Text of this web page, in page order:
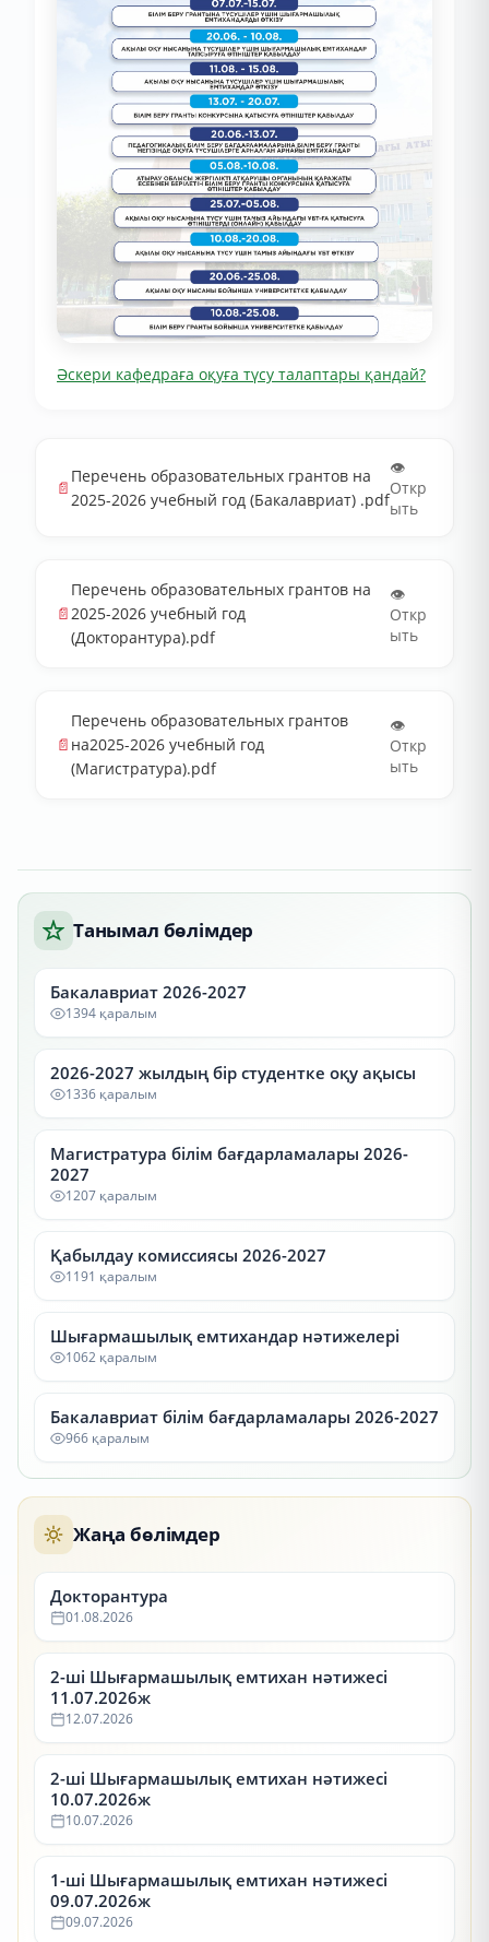
Әскери кафедраға оқуға түсу талаптары қандай?
📄
Перечень образовательных грантов на
2025-2026 учебный год (Бакалавриат) .pdf
👁️
Откр
ыть
📄
Перечень образовательных грантов на
2025-2026 учебный год
(Докторантура).pdf
👁️
Откр
ыть
📄
Перечень образовательных грантов
на2025-2026 учебный год
(Магистратура).pdf
👁️
Откр
ыть
Танымал бөлімдер
Бакалавриат 2026-2027
1394 қаралым
2026-2027 жылдың бір студентке оқу ақысы
1336 қаралым
Магистратура білім бағдарламалары 2026-
2027
1207 қаралым
Қабылдау комиссиясы 2026-2027
1191 қаралым
Шығармашылық емтихандар нәтижелері
1062 қаралым
Бакалавриат білім бағдарламалары 2026-2027
966 қаралым
Жаңа бөлімдер
Докторантура
01.08.2026
2-ші Шығармашылық емтихан нәтижесі
11.07.2026ж
12.07.2026
2-ші Шығармашылық емтихан нәтижесі
10.07.2026ж
10.07.2026
1-ші Шығармашылық емтихан нәтижесі
09.07.2026ж
09.07.2026